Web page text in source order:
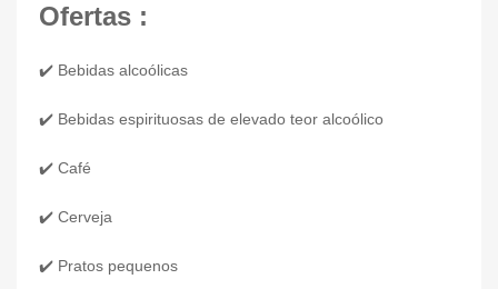
Ofertas :
✔️ Bebidas alcoólicas
✔️ Bebidas espirituosas de elevado teor alcoólico
✔️ Café
✔️ Cerveja
✔️ Pratos pequenos